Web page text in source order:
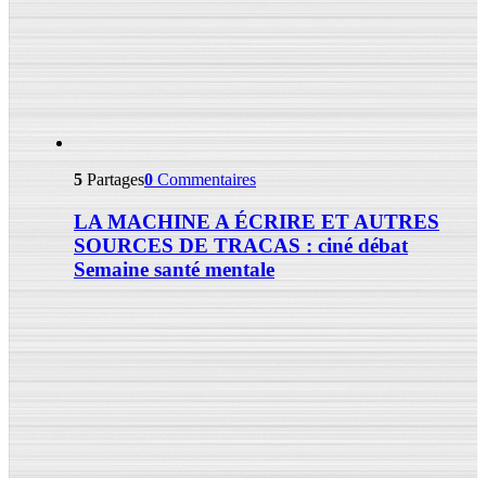
5 Partages0 Commentaires
LA MACHINE A ÉCRIRE ET AUTRES
SOURCES DE TRACAS : ciné débat
Semaine santé mentale